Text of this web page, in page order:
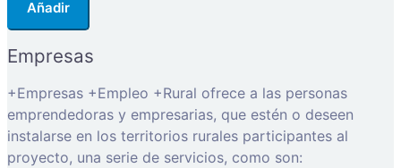
Añadir
Empresas
+Empresas +Empleo +Rural ofrece a las personas
emprendedoras y empresarias, que estén o deseen
instalarse en los territorios rurales participantes al
proyecto, una serie de servicios, como son: